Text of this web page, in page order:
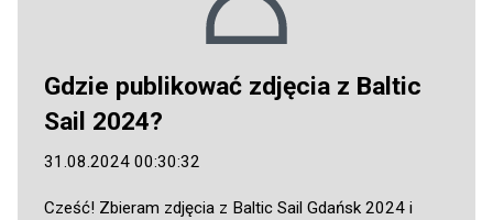
Gdzie publikować zdjęcia z Baltic
Sail 2024?
31.08.2024 00:30:32
Cześć! Zbieram zdjęcia z Baltic Sail Gdańsk 2024 i